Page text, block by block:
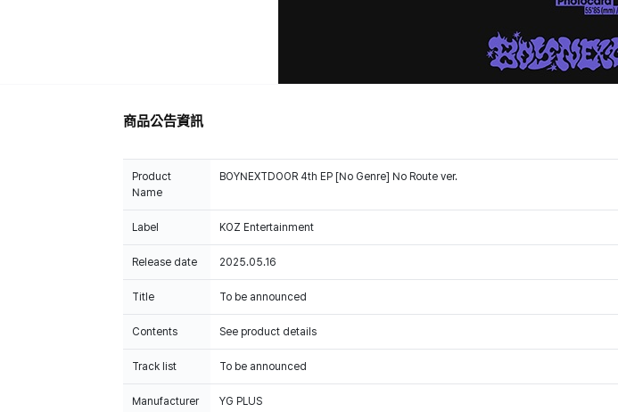
商品公告資訊
Product
Name
BOYNEXTDOOR 4th EP [No Genre] No Route ver.
Label KOZ Entertainment
Release date 2025.05.16
Title To be announced
Contents See product details
Track list To be announced
Manufacturer YG PLUS